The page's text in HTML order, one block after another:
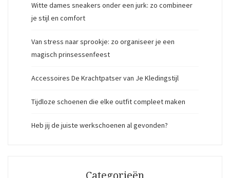
Witte dames sneakers onder een jurk: zo combineer
je stijl en comfort
Van stress naar sprookje: zo organiseer je een
magisch prinsessenfeest
Accessoires De Krachtpatser van Je Kledingstijl
Tijdloze schoenen die elke outfit compleet maken
Heb jij de juiste werkschoenen al gevonden?